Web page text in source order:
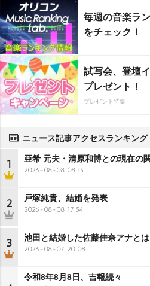
毎週の音楽ラ
をチェック！
試写会、登壇
プレゼント！
プレゼント特集
ニュース記事アクセスランキング
1 亜希 元夫・清原和博との現在の
2026-08-08 08:15
2 戸塚純貴、結婚を発表
2026-08-08 17:54
3 池田と結婚した佐藤佳奈アナと
2026-08-07 20:08
令和8年8月8日、吉報続々